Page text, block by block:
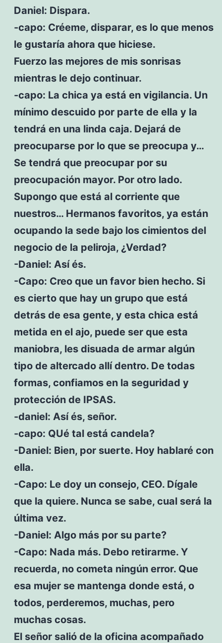
Daniel: Dispara.
-capo: Créeme, disparar, es lo que menos
le gustaría ahora que hiciese.
Fuerzo las mejores de mis sonrisas
mientras le dejo continuar.
-capo: La chica ya está en vigilancia. Un
mínimo descuido por parte de ella y la
tendrá en una linda caja. Dejará de
preocuparse por lo que se preocupa y…
Se tendrá que preocupar por su
preocupación mayor. Por otro lado.
Supongo que está al corriente que
nuestros… Hermanos favoritos, ya están
ocupando la sede bajo los cimientos del
negocio de la peliroja, ¿Verdad?
-Daniel: Así és.
-Capo: Creo que un favor bien hecho. Si
es cierto que hay un grupo que está
detrás de esa gente, y esta chica está
metida en el ajo, puede ser que esta
maniobra, les disuada de armar algún
tipo de altercado allí dentro. De todas
formas, confiamos en la seguridad y
protección de IPSAS.
-daniel: Así és, señor.
-capo: QUé tal está candela?
-Daniel: Bien, por suerte. Hoy hablaré con
ella.
-Capo: Le doy un consejo, CEO. Dígale
que la quiere. Nunca se sabe, cual será la
última vez.
-Daniel: Algo más por su parte?
-Capo: Nada más. Debo retirarme. Y
recuerda, no cometa ningún error. Que
esa mujer se mantenga donde está, o
todos, perderemos, muchas, pero
muchas cosas.
El señor salió de la oficina acompañado